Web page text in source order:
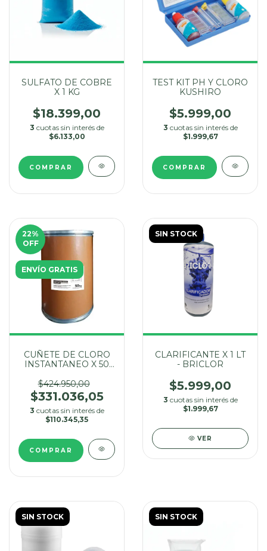
SULFATO DE COBRE
X 1 KG
$18.399,00
3 cuotas sin interés de
$6.133,00
TEST KIT PH Y CLORO
KUSHIRO
$5.999,00
3 cuotas sin interés de
$1.999,67
22%
OFF
ENVÍO GRATIS
CUÑETE DE CLORO
INSTANTANEO X 50
$424.950,00
$331.036,05
3 cuotas sin interés de
$110.345,35
SIN STOCK
CLARIFICANTE X 1 LT
- BRICLOR
$5.999,00
3 cuotas sin interés de
$1.999,67
VER
SIN STOCK SIN STOCK